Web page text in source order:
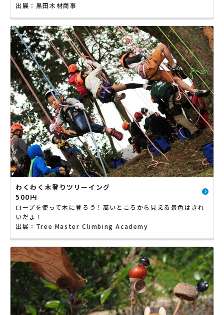
出展：黒田木材商事
わくわく木登りツリーイング
500円
ロープを使って木に登ろう！高いところから見える景色はきれ
いだよ！
出展：Tree Master Climbing Academy